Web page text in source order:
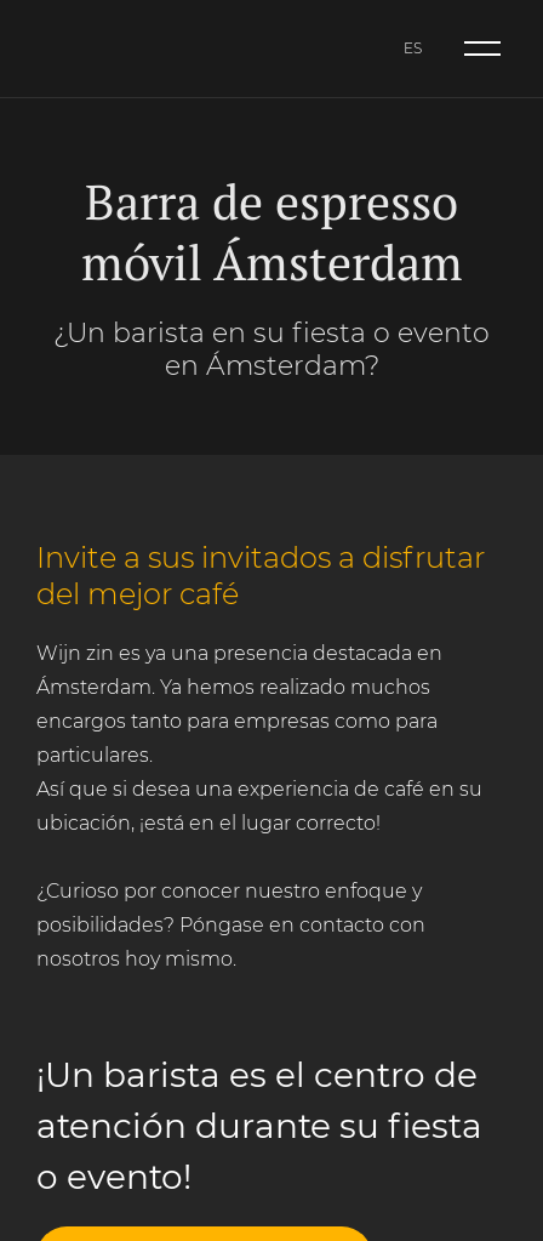
ES
Barra de espresso
móvil Ámsterdam
¿Un barista en su fiesta o evento
en Ámsterdam?
Invite a sus invitados a disfrutar
del mejor café
Wijn zin es ya una presencia destacada en
Ámsterdam. Ya hemos realizado muchos
encargos tanto para empresas como para
particulares.
Así que si desea una experiencia de café en su
ubicación, ¡está en el lugar correcto!
¿Curioso por conocer nuestro enfoque y
posibilidades? Póngase en contacto con
nosotros hoy mismo.
¡Un barista es el centro de
atención durante su fiesta
o evento!